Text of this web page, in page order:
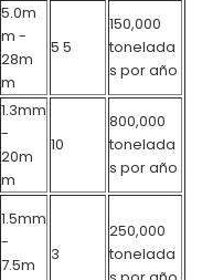
5.0m
m -
28m
m
5 5
150,000
tonelada
s por año
1.3mm
-
20m
m
10
800,000
tonelada
s por año
1.5mm
-
7.5m
3
250,000
tonelada